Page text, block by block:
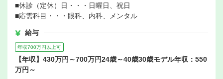
■休診（定休）日・・・日曜日、祝日
■応需科目・・・眼科、内科、メンタル
給与
年収700万円以上可
【年収】430万円～700万円24歳～40歳30歳モデル年収：550
万円～